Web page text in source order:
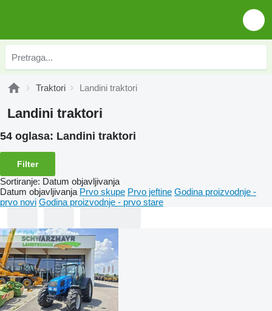
Traktori Landini traktori
Landini traktori
54 oglasa: Landini traktori
Filter
Sortiranje: Datum objavljivanja
Datum objavljivanja Prvo skupe Prvo jeftine Godina proizvodnje -
prvo novi Godina proizvodnje - prvo stare